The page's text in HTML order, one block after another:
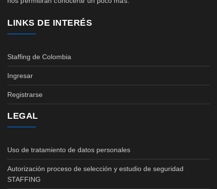
LINKS DE INTERÉS
Staffing de Colombia
Ingresar
Registrarse
LEGAL
Uso de tratamiento de datos personales
Autorización proceso de selección y estudio de seguridad
STAFFING